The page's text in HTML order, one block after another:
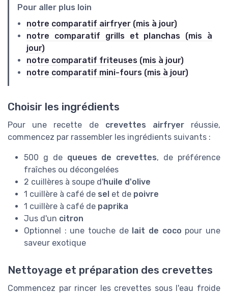
Pour aller plus loin
notre comparatif airfryer (mis à jour)
notre comparatif grills et planchas (mis à
jour)
notre comparatif friteuses (mis à jour)
notre comparatif mini-fours (mis à jour)
Choisir les ingrédients
Pour une recette de crevettes airfryerréussie,
commencez par rassembler les ingrédients suivants :
500 g de queues de crevettes, de préférence
fraîches ou décongelées
2 cuillères à soupe d'huile d'olive
1 cuillère à café de sel et de poivre
1 cuillère à café de paprika
Jus d'un citron
Optionnel : une touche de lait de coco pour une
saveur exotique
Nettoyage et préparation des crevettes
Commencez par rincer les crevettes sous l'eau froide